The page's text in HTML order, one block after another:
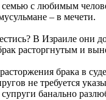
с любимым
– в мечети.
В Израиле
расторгнутым и
брака в
не требуется
банально